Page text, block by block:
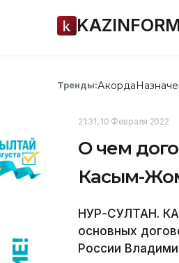
Тренды:Акорда
21:31, 10 Февраля 2022
О чем
Касым-
НУР-СУЛТАН.
основных
России